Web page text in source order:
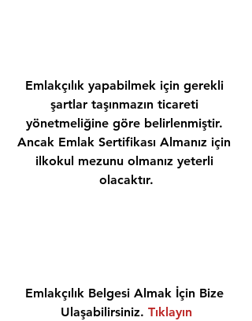
Emlakçılık yapabilmek için gerekli
şartlar taşınmazın ticareti
yönetmeliğine göre belirlenmiştir.
Ancak Emlak Sertifikası Almanız için
ilkokul mezunu olmanız yeterli
olacaktır.
Emlakçılık Belgesi Almak İçin Bize
Ulaşabilirsiniz. Tıklayın